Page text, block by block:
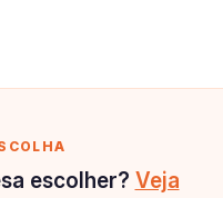
escolher? Veja